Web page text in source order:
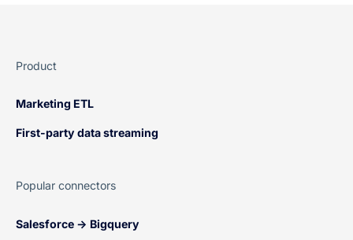
Product
Marketing ETL
First-party data streaming
Popular connectors
Salesforce → Bigquery